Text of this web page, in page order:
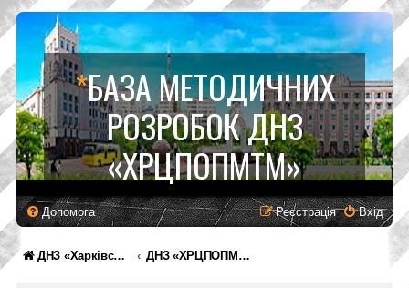
*БАЗА МЕТОДИЧНИХ
РОЗРОБОК ДНЗ
«ХРЦПОПМТМ»
Допомога Вхід
Реєстрація
ДНЗ «Харківський регіональний центр професійної освіти поліграфічних медіатехнологій та машинобудування» ДНЗ «ХРЦПОПМТМ»